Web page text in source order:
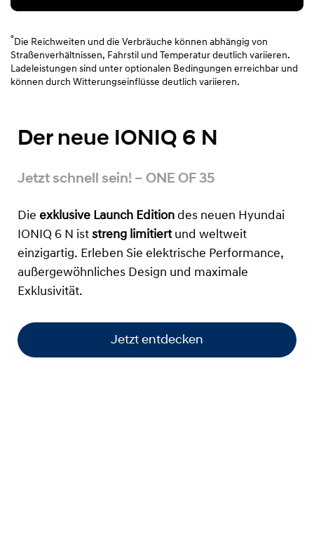
° Die Reichweiten und die Verbräuche können abhängig von
Straßenverhältnissen, Fahrstil und Temperatur deutlich variieren.
Ladeleistungen sind unter optionalen Bedingungen erreichbar und
können durch Witterungseinflüsse deutlich variieren.
Der neue IONIQ 6 N
Jetzt schnell sein! – ONE OF 35
Die exklusive Launch Edition des neuen Hyundai
IONIQ 6 N ist streng limitiertund weltweit
einzigartig. Erleben Sie elektrische Performance,
außergewöhnliches Design und maximale
Exklusivität.
Jetzt entdecken